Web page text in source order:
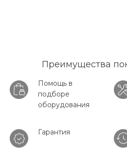
Преимущества
Помощь в
подборе
оборудования
Гарантия